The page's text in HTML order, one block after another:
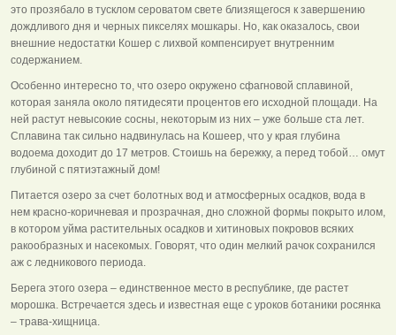
это прозябало в тусклом сероватом свете близящегося к завершению
дождливого дня и черных пикселях мошкары. Но, как оказалось, свои
внешние недостатки Кошер с лихвой компенсирует внутренним
содержанием.
Особенно интересно то, что озеро окружено сфагновой сплавиной,
которая заняла около пятидесяти процентов его исходной площади. На
ней растут невысокие сосны, некоторым из них – уже больше ста лет.
Сплавина так сильно надвинулась на Кошеер, что у края глубина
водоема доходит до 17 метров. Стоишь на бережку, а перед тобой… омут
глубиной с пятиэтажный дом!
Питается озеро за счет болотных вод и атмосферных осадков, вода в
нем красно-коричневая и прозрачная, дно сложной формы покрыто илом,
в котором уйма растительных осадков и хитиновых покровов всяких
ракообразных и насекомых. Говорят, что один мелкий рачок сохранился
аж с ледникового периода.
Берега этого озера – единственное место в республике, где растет
морошка. Встречается здесь и известная еще с уроков ботаники росянка
– трава-хищница.